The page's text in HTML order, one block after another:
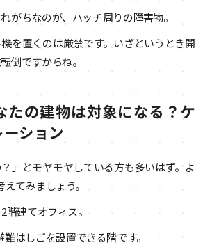
がちなのが、ハッチ周りの障害物。
を置くのは厳禁です。いざというとき開
倒ですからね。
たの建物は対象になる？ケ
ション
」とモヤモヤしている方も多いはず。よ
てみましょう。
建てオフィス。
はしごを設置できる階です。